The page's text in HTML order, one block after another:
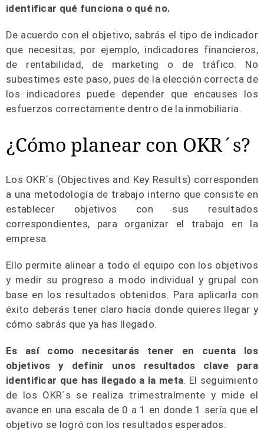
identificar qué funciona o qué no.
De acuerdo con el objetivo, sabrás el tipo de indicador
que necesitas, por ejemplo, indicadores financieros,
de rentabilidad, de marketing o de tráfico. No
subestimes este paso, pues de la elección correcta de
los indicadores puede depender que encauses los
esfuerzos correctamente dentro de la inmobiliaria.
¿Cómo planear con OKR´s?
Los OKR´s (Objectives and Key Results) corresponden
a una metodología de trabajo interno que consiste en
establecer objetivos con sus resultados
correspondientes, para organizar el trabajo en la
empresa.
Ello permite alinear a todo el equipo con los objetivos
y medir su progreso a modo individual y grupal con
base en los resultados obtenidos. Para aplicarla con
éxito deberás tener claro hacía donde quieres llegar y
cómo sabrás que ya has llegado.
Es así como necesitarás tener en cuenta los
objetivos y definir unos resultados clave para
identificar que has llegado a la meta. El seguimiento
de los OKR´s se realiza trimestralmente y mide el
avance en una escala de 0 a 1 en donde 1 sería que el
objetivo se logró con los resultados esperados.